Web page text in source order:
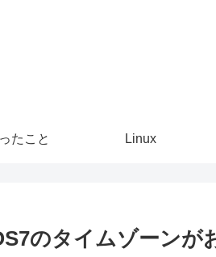
たこと Linux
のタイムゾーンが